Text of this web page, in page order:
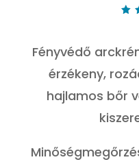
Fényvédő
érzékeny,
hajlamos bőr